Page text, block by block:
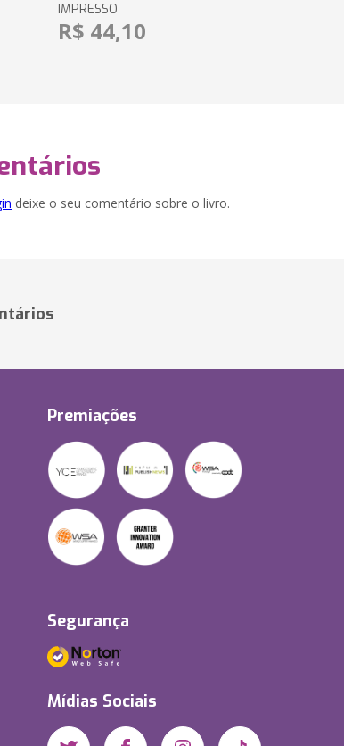
IMPRESSO
R$ 44,10
deixe o seu comentário sobre o livro.
Premiações
Segurança
Mídias Sociais